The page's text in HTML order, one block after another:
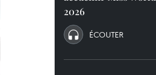
2026
ÉCOUTER